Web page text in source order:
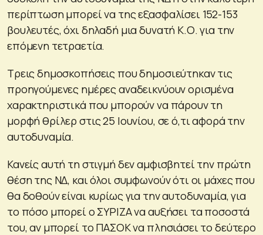
περίπτωση μπορεί να της εξασφαλίσει 152-153
βουλευτές, όχι δηλαδή μια δυνατή Κ.Ο. για την
επόμενη τετραετία.
Τρεις δημοσκοπήσεις που δημοσιεύτηκαν τις
προηγούμενες ημέρες αναδεικνύουν ορισμένα
χαρακτηριστικά που μπορούν να πάρουν τη
μορφή θρίλερ στις 25 Ιουνίου, σε ό,τι αφορά την
αυτοδυναμία.
Κανείς αυτή τη στιγμή δεν αμφισβητεί την πρώτη
θέση της ΝΔ, και όλοι συμφωνούν ότι οι μάχες που
θα δοθούν είναι κυρίως για την αυτοδυναμία, για
το πόσο μπορεί ο ΣΥΡΙΖΑ να αυξήσει τα ποσοστά
του, αν μπορεί το ΠΑΣΟΚ να πλησιάσει το δεύτερο